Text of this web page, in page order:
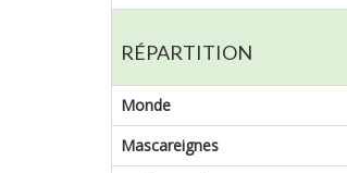
RÉPARTITION
Monde
Mascareignes